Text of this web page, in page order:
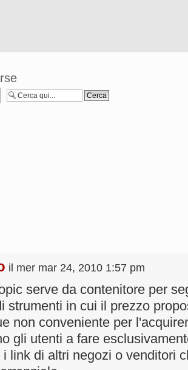
il mer mar 24, 2010 1:57 pm
serve da contenitore per
strumenti in cui il prezzo
non conveniente per
gli utenti a fare
i link di altri negozi o venditori